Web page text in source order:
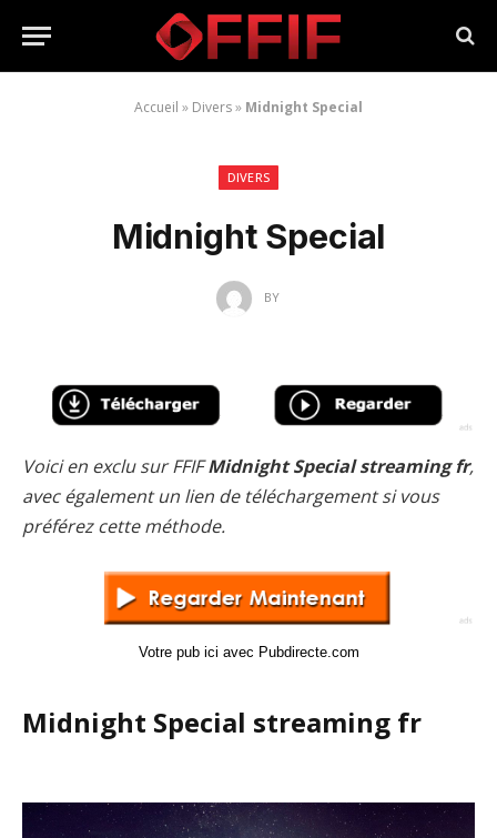
Accueil » Divers» Midnight Special
DIVERS
Midnight Special
BY
Voici en exclu sur FFIFMidnight Special streaming fr,
avec également un lien de téléchargement si vous
préférez cette méthode.
Votre pub ici avec Pubdirecte.com
Midnight Special streaming fr